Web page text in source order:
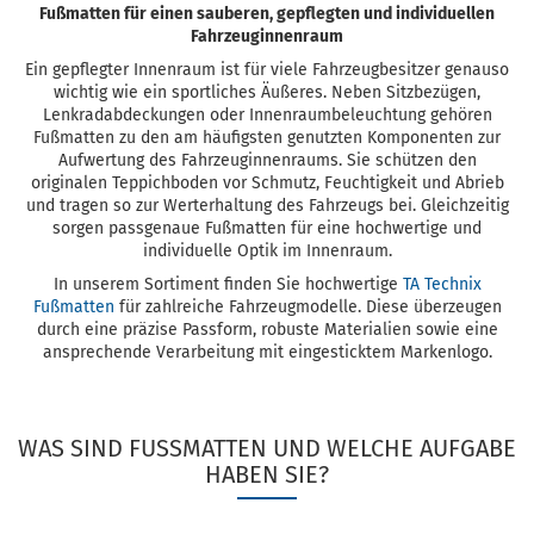
Fußmatten für einen sauberen, gepflegten und individuellen
Fahrzeuginnenraum
Ein gepflegter Innenraum ist für viele Fahrzeugbesitzer genauso
wichtig wie ein sportliches Äußeres. Neben Sitzbezügen,
Lenkradabdeckungen oder Innenraumbeleuchtung gehören
Fußmatten zu den am häufigsten genutzten Komponenten zur
Aufwertung des Fahrzeuginnenraums. Sie schützen den
originalen Teppichboden vor Schmutz, Feuchtigkeit und Abrieb
und tragen so zur Werterhaltung des Fahrzeugs bei. Gleichzeitig
sorgen passgenaue Fußmatten für eine hochwertige und
individuelle Optik im Innenraum.
In unserem Sortiment finden Sie hochwertige TA Technix
Fußmatten für zahlreiche Fahrzeugmodelle. Diese überzeugen
durch eine präzise Passform, robuste Materialien sowie eine
ansprechende Verarbeitung mit eingesticktem Markenlogo.
WAS SIND FUSSMATTEN UND WELCHE AUFGABE H
ABEN SIE?